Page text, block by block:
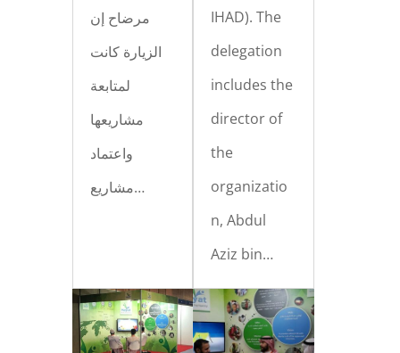
مرضاح إن
الزيارة كانت
لمتابعة
مشاريعها
واعتماد
مشاريع…
IHAD). The
delegation
includes the
director of
the
organizatio
n, Abdul
Aziz bin…